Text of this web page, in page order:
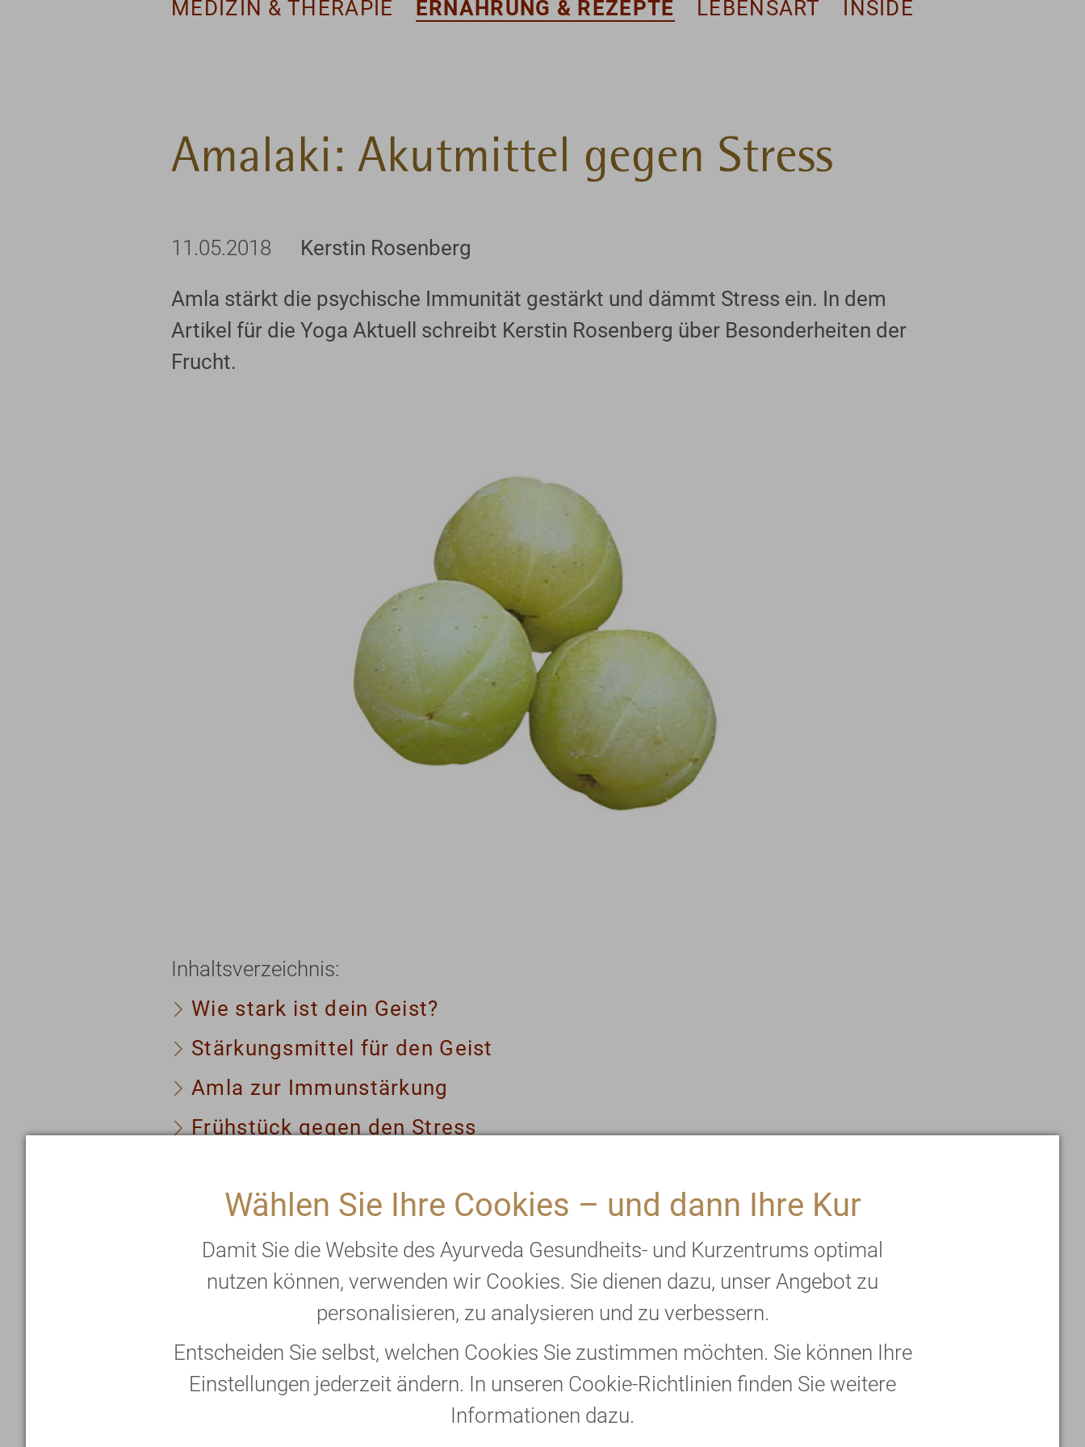
Wählen Sie Ihre Cookies – und dann Ihre Kur
Damit Sie die Website des Ayurveda Gesundheits- und Kurzentrums optimal
nutzen können, verwenden wir Cookies. Sie dienen dazu, unser Angebot zu
personalisieren, zu analysieren und zu verbessern.
Entscheiden Sie selbst, welchen Cookies Sie zustimmen möchten. Sie können Ihre
Einstellungen jederzeit ändern. In unseren Cookie-Richtlinien finden Sie weitere
Informationen dazu.
MEDIZIN & THERAPIE ERNÄHRUNG & REZEPTE LEBENSART INSIDE
Amalaki: Akutmittel gegen Stress
11.05.2018 Kerstin Rosenberg
Amla stärkt die psychische Immunität gestärkt und dämmt Stress ein. In dem
Artikel für die Yoga Aktuell schreibt Kerstin Rosenberg über Besonderheiten der
Frucht.
Inhaltsverzeichnis:
Wie stark ist dein Geist?
Stärkungsmittel für den Geist
Amla zur Immunstärkung
Frühstück gegen den Stress
Dieser Artikel erschien in der Yoga Aktuell, Ausgabe Aug/Sep 2017
Wir alle haben Stress, doch nicht jeder leidet darunter. Entsprechend der mentalen
Belastungsfähigkeit und individuellen Konstitution reagieren wir unterschiedlich
auf die Stressfaktoren des Alltags. Die Amla-Frucht ist ein echter ayurvedischer
Schatz, um die psychische Immunität zu stärken.